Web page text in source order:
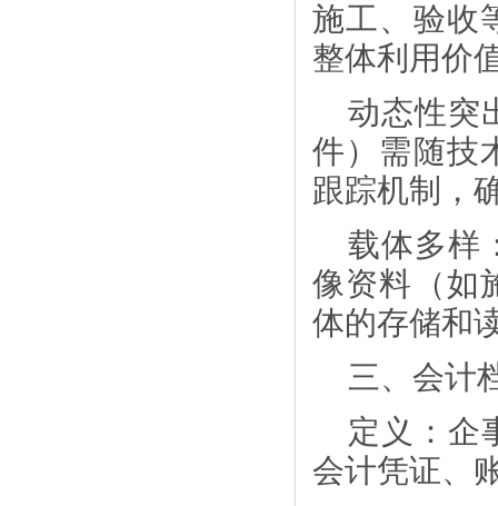
施工、验收
整体利用价
动态性突
件）需随技
跟踪机制，
载体多样
像资料（如
体的存储和
三、会计
定义：企
会计凭证、